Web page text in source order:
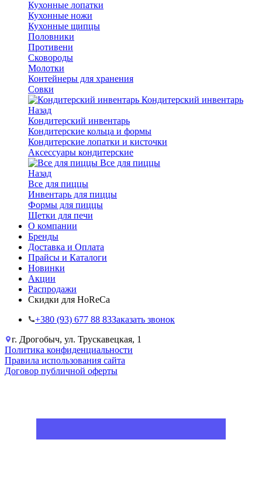
Кухонные лопатки
Кухонные ножи
Кухонные щипцы
Половники
Противени
Сковороды
Молотки
Контейнеры для хранения
Совки
Кондитерский инвентарь
Назад
Кондитерский инвентарь
Кондитерские кольца и формы
Кондитерские лопатки и кисточки
Аксессуары кондитерские
Все для пиццы
Назад
Все для пиццы
Инвентарь для пиццы
Формы для пиццы
Щетки для печи
О компании
Бренды
Доставка и Оплата
Прайсы и Каталоги
Новинки
Акции
Распродажи
Скидки для HoReCa
+38‎0 (93) 677 88 83Заказать звонок
г. Дрогобыч, ул. Трускавецкая, 1
Политика конфиденциальности
Правила использования сайта
Договор публичной оферты